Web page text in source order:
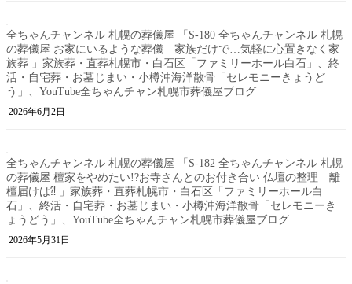
全ちゃんチャンネル 札幌の葬儀屋 「S-180 全ちゃんチャンネル 札幌
の葬儀屋 お家にいるような葬儀 家族だけで…気軽に心置きなく家
族葬 」家族葬・直葬札幌市・白石区「ファミリーホール白石」、終
活・自宅葬・お墓じまい・小樽沖海洋散骨「セレモニーきょうど
う」、YouTube全ちゃんチャン札幌市葬儀屋ブログ
2026年6月2日
全ちゃんチャンネル 札幌の葬儀屋 「S-182 全ちゃんチャンネル 札幌
の葬儀屋 檀家をやめたい!?お寺さんとのお付き合い 仏壇の整理 離
檀届けは⁈ 」家族葬・直葬札幌市・白石区「ファミリーホール白
石」、終活・自宅葬・お墓じまい・小樽沖海洋散骨「セレモニーき
ょうどう」、YouTube全ちゃんチャン札幌市葬儀屋ブログ
2026年5月31日